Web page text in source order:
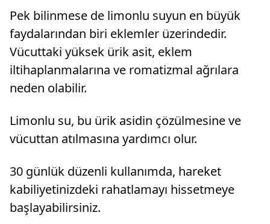
Pek bilinmese de limonlu suyun en büyük
faydalarından biri eklemler üzerindedir.
Vücuttaki yüksek ürik asit, eklem
iltihaplanmalarına ve romatizmal ağrılara
neden olabilir.
Limonlu su, bu ürik asidin çözülmesine ve
vücuttan atılmasına yardımcı olur.
30 günlük düzenli kullanımda, hareket
kabiliyetinizdeki rahatlamayı hissetmeye
başlayabilirsiniz.